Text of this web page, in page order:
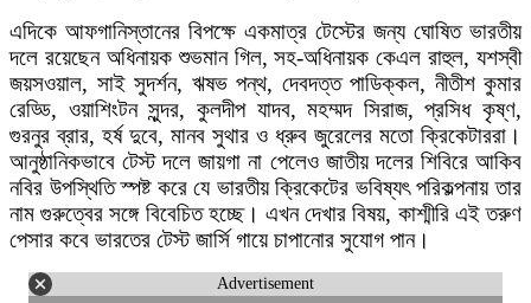
এদিকে আফগানিস্তানের বিপক্ষে একমাত্র টেস্টের জন্য ঘোষিত ভারতীয়
দলে রয়েছেন অধিনায়ক শুভমান গিল, সহ-অধিনায়ক কেএল রাহুল, যশস্বী
জয়সওয়াল, সাই সুদর্শন, ঋষভ পন্থ, দেবদত্ত পাডিক্কল, নীতীশ কুমার
রেড্ডি, ওয়াশিংটন সুন্দর, কুলদীপ যাদব, মহম্মদ সিরাজ, প্রসিধ কৃষ্ণ,
গুরনুর ব্রার, হর্ষ দুবে, মানব সুথার ও ধ্রুব জুরেলের মতো ক্রিকেটাররা।
আনুষ্ঠানিকভাবে টেস্ট দলে জায়গা না পেলেও জাতীয় দলের শিবিরে আকিব
নবির উপস্থিতি স্পষ্ট করে যে ভারতীয় ক্রিকেটের ভবিষ্যৎ পরিকল্পনায় তার
নাম গুরুত্বের সঙ্গে বিবেচিত হচ্ছে। এখন দেখার বিষয়, কাশ্মীরি এই তরুণ
পেসার কবে ভারতের টেস্ট জার্সি গায়ে চাপানোর সুযোগ পান।
Advertisement